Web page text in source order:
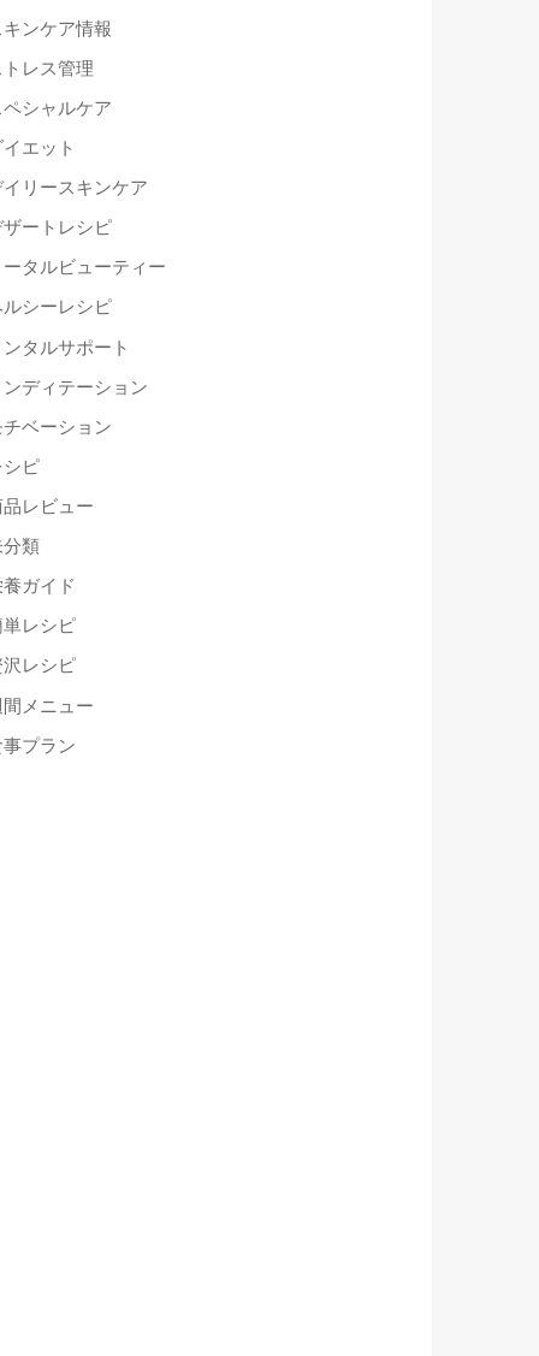
キンケア情報
トレス管理
ペシャルケア
エット
イリースキンケア
ザートレシピ
ータルビューティー
ルシーレシピ
タルサポート
ンディテーション
チベーション
シピ
品レビュー
分類
養ガイド
単レシピ
沢レシピ
間メニュー
事プラン